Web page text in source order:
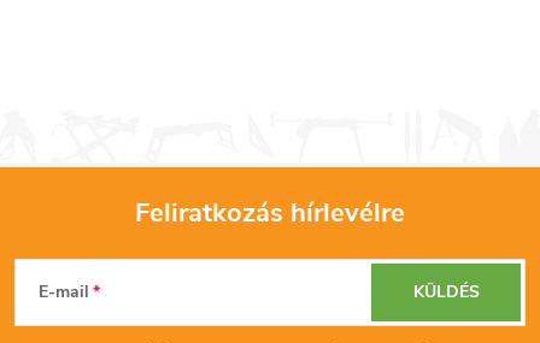
L
á
Feliratkozás hírlevélre
E-mail KÜLDÉS